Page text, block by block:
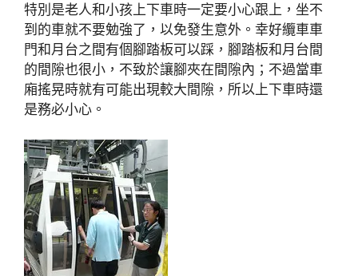
特別是老人和小孩上下車時一定要小心跟上，坐不
到的車就不要勉強了，以免發生意外。幸好纜車車
門和月台之間有個腳踏板可以踩，腳踏板和月台間
的間隙也很小，不致於讓腳夾在間隙內；不過當車
廂搖晃時就有可能出現較大間隙，所以上下車時還
是務必小心。